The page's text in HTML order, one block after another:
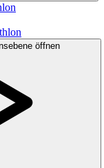
öffnen